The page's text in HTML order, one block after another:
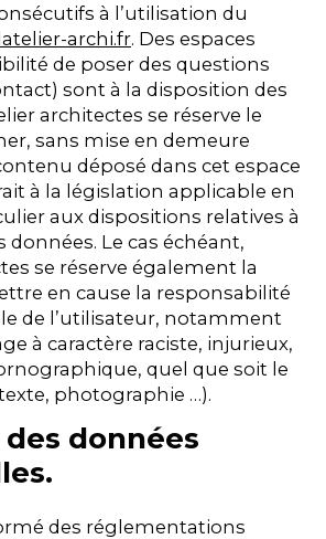
à l’utilisation du
archi.fr. Des espaces
de poser des questions
sont à la disposition des
architectes se réserve le
sans mise en demeure
déposé dans cet espace
à la législation applicable en
aux dispositions relatives à
données. Le cas échéant,
se réserve également la
en cause la responsabilité
de l’utilisateur, notamment
à caractère raciste, injurieux,
quel que soit le
photographie …).
données
des réglementations